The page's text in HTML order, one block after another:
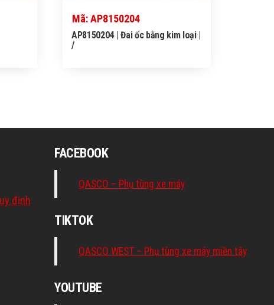
Mã: AP8150204
AP8150204 | Đai ốc bằng kim loại |
/
định
FACEBOOK
QASCO – Phụ tùng xe máy
TIKTOK
QASCO WEST – Phụ tùng xe máy miền tây
YOUTUBE